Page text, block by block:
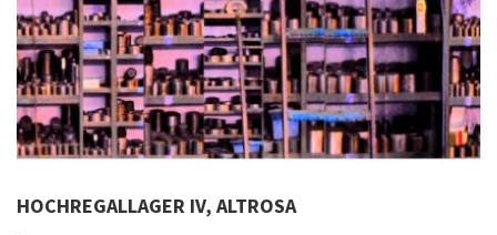
HOCHREGALLAGER IV, ALTROSA